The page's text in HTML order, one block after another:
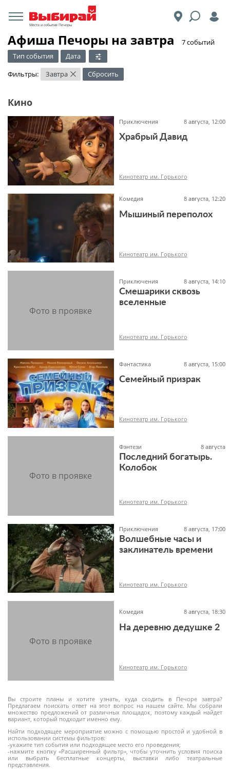
Места и события Печоры
Афиша Печоры на завтра
​7 событий
Тип события
Дата
Фильтры:
Завтра × Сбросить
Вы строите планы и хотите узнать, куда сходить в Печоре завтра?
Предлагаем поискать ответ на этот вопрос на нашем сайте. Мы собрали
множество предложений от различных площадок, поэтому каждый найдет
вариант, который подходит именно ему.
Найти подходящее мероприятие можно с помощью простой и удобной в
использовании системы фильтров:
-укажите тип события или подходящее место его проведения;
-нажмите кнопку «Расширенный фильтр», чтобы уточнить условия поиска
или выбрать бесплатные концерты, выставки либо театральные
представления.
Кино
Приключения 8 августа, 12:00
Храбрый Давид
Кинотеатр им. Горького
Комедия 8 августа, 12:20
Мышиный переполох
Кинотеатр им. Горького
Приключения 8 августа, 14:10
Смешарики сквозь
вселенные
Кинотеатр им. Горького
Фантастика 8 августа, 15:00
Семейный призрак
Кинотеатр им. Горького
Фэнтези 8 августа
Последний богатырь.
Колобок
Кинотеатр им. Горького
Приключения 8 августа, 17:00
Волшебные часы и
заклинатель времени
Кинотеатр им. Горького
Комедия 8 августа, 18:30
На деревню дедушке 2
Кинотеатр им. Горького